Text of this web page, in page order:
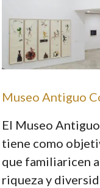
Museo Antiguo
El Museo
tiene como
que familiaricen
riqueza y